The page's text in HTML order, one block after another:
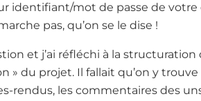
identifiant/mot de passe de votre
pas, qu’on se le dise !
et j’ai réfléchi à la
» du projet. Il fallait qu’on y
rendus, les commentaires des